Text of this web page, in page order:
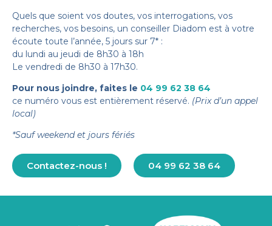
Quels que soient vos doutes, vos interrogations, vos
recherches, vos besoins, un conseiller Diadom est à votre
écoute toute l’année, 5 jours sur 7* :
du lundi au jeudi de 8h30 à 18h
Le vendredi de 8h30 à 17h30.
Pour nous joindre, faites le 04 99 62 38 64
ce numéro vous est entièrement réservé. (Prix d’un appel
local)
*Sauf weekend et jours fériés
Contactez-nous ! 04 99 62 38 64